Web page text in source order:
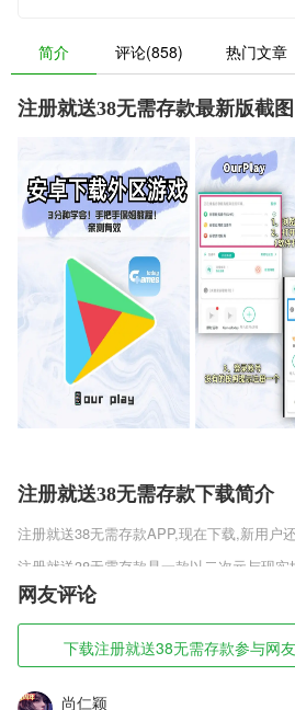
简介 评论(858) 热门文章
注册就送38无需存款最新版截图
注册就送38无需存款下载简介
注册就送38无需存款APP,现在下载,新用户
注册就送38无需存款是一款以二次元与现
景，集结二次元动漫经典人物，将JUMP系
娘化成或呆萌、或爆娇、或面瘫的爆乳女
丝，一起来玩，让我们征霸这个赛场。
注册就送38无需存款软件特色
1,手机图库轻松管理手机上所有图片，并按
网友评论
下载注册就送38无需存款参与网
尚仁颖